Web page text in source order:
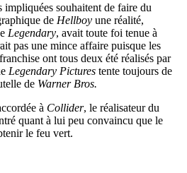
impliquées souhaitent de faire du
de Hellboy une réalité,
Legendary, avait toute foi tenue à
pas une mince affaire puisque les
ont tous deux été réalisés par
Legendary Pictures tente toujours de
de Warner Bros.
à Collider, le réalisateur du
quant à lui peu convaincu que le
le feu vert.